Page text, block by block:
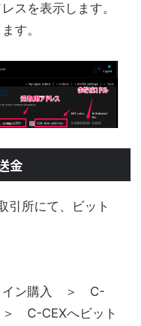
スを表示します。
す。
金
引所にて、ビット
イン購入 ＞ C-
C-CEXへビット